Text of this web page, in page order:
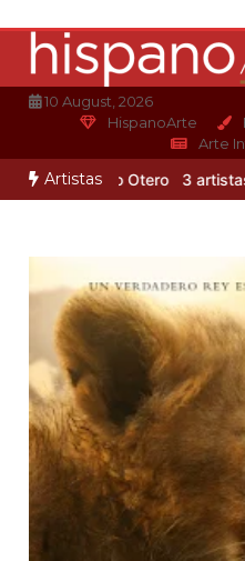
contenido
10 August, 2026
HispanoArte
Arte
Artistas
Alejandro Otero 3 artistas